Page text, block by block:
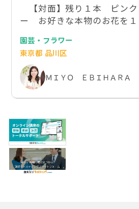
【対面】残り１本 ピンク
ー お好きな本物のお花を
園芸・フラワー
東京都 品川区
ＭＩＹＯ ＥＢＩＨＡＲＡ